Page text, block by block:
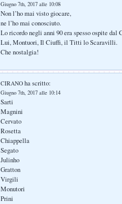
Giugno 7th, 2017 alle 10:08
Non l’ho mai visto giocare,
ne l’ho mai conosciuto.
Lo ricordo negli anni 90 era spesso ospite dal
Lui, Montuori, Il Ciuffi, il Titti lo Scaravilli.
Che nostalgia!
CIRANO ha scritto:
Giugno 7th, 2017 alle 10:14
Sarti
Magnini
Cervato
Rosetta
Chiappella
Segato
Julinho
Gratton
Virgili
Monutori
Prini